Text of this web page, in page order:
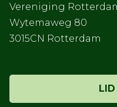
Vereniging
Wytemaweg 80
3015CN Rotterdam